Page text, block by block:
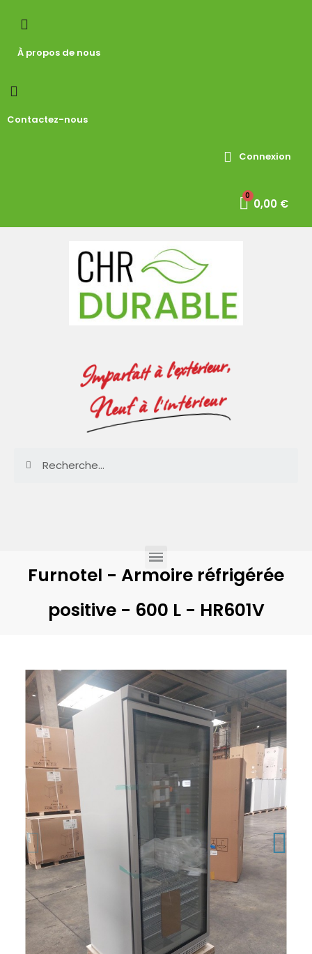
À propos de nous
Contactez-nous
Connexion
0,00 €
Imparfait à l'extérieur,
Neuf à l'intérieur
Furnotel - Armoire réfrigérée
positive - 600 L - HR601V